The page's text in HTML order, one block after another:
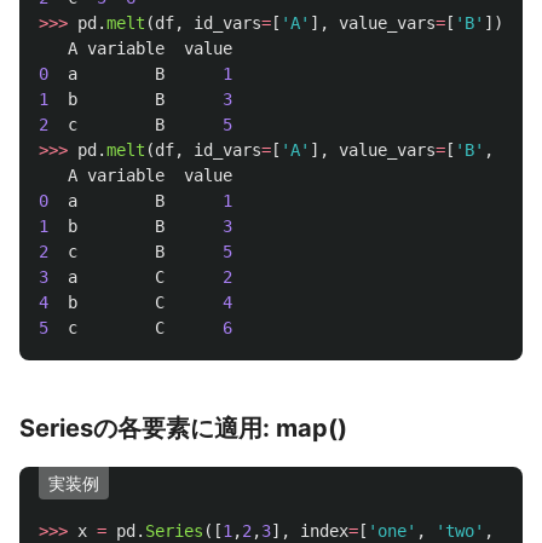
>>> pd .melt (df, id_vars= [ 'A' ], value_vars= [ ' B' ])
A variable
value
0
a B
1
1
b B
3
2
c B
5
>>> pd .melt (df, id_vars= [ 'A' ], value_vars= [ ' B' ,
A variable
value
0
a B
1
1
b B
3
2
c B
5
3
a C
2
4
b C
4
5
c C 6
Seriesの各要素に適用: map()
実装例
>>> x = pd . Series ([1,2,3], index= [ ' one' , ' two' ,